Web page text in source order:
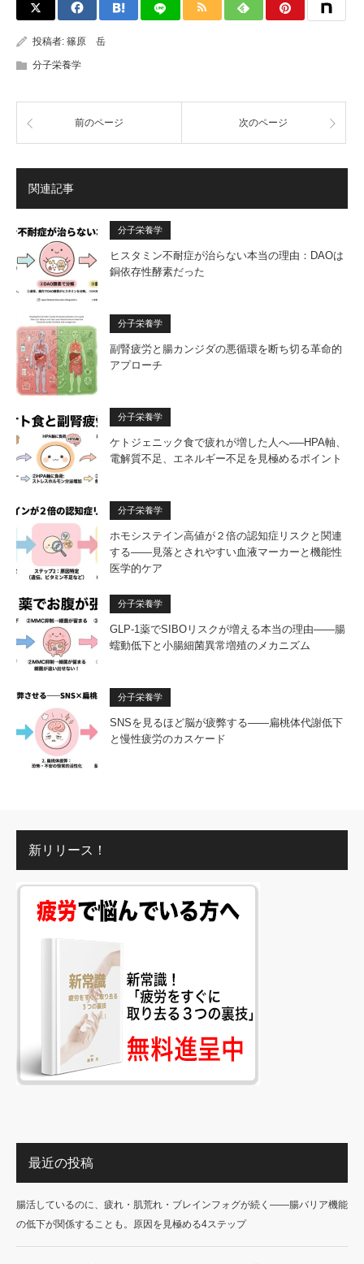
投稿者: 篠原 岳
分子栄養学
前のページ 次のページ
関連記事
分子栄養学
ヒスタミン不耐症が治らない本当の理由：DAOは
銅依存性酵素だった
分子栄養学
副腎疲労と腸カンジダの悪循環を断ち切る革命的
アプローチ
分子栄養学
ケトジェニック食で疲れが増した人へ──HPA軸、
電解質不足、エネルギー不足を見極めるポイント
分子栄養学
ホモシステイン高値が２倍の認知症リスクと関連
する——見落とされやすい血液マーカーと機能性
医学的ケア
分子栄養学
GLP-1薬でSIBOリスクが増える本当の理由——腸
蠕動低下と小腸細菌異常増殖のメカニズム
分子栄養学
SNSを見るほど脳が疲弊する——扁桃体代謝低下
と慢性疲労のカスケード
新リリース！
最近の投稿
腸活しているのに、疲れ・肌荒れ・ブレインフォグが続く——腸バリア機能
の低下が関係することも。原因を見極める4ステップ